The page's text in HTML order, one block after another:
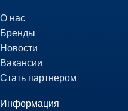
О нас
Бренды
Новости
Вакансии
Стать партнером
Информация